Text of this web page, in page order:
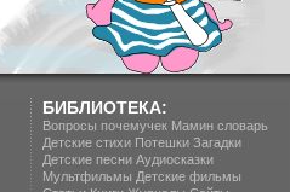
БИБЛИОТЕКА:
Вопросы почемучек Мамин словарь
Детские стихи Потешки Загадки
Детские песни Аудиосказки
Мультфильмы Детские фильмы